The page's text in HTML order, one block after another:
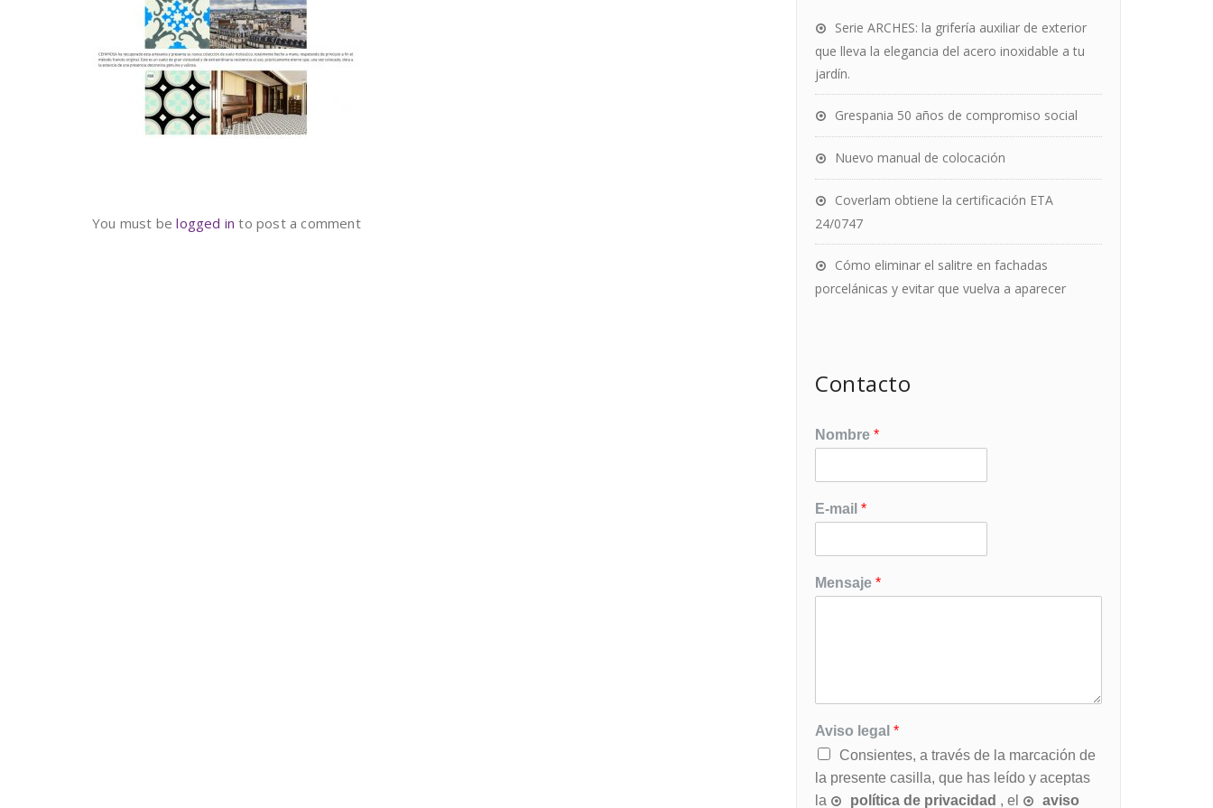
You must belogged in to post a comment
Serie ARCHES: la grifería auxiliar de exterior
que lleva la elegancia del acero inoxidable a tu
jardín.
Grespania 50 años de compromiso social
Nuevo manual de colocación
Coverlam obtiene la certificación ETA
24/0747
Cómo eliminar el salitre en fachadas
porcelánicas y evitar que vuelva a aparecer
Contacto
Nombre *
E-mail *
Mensaje *
Aviso legal *
Consientes, a través de la marcación de
la presente casilla, que has leído y aceptas
la
política de privacidad , el aviso